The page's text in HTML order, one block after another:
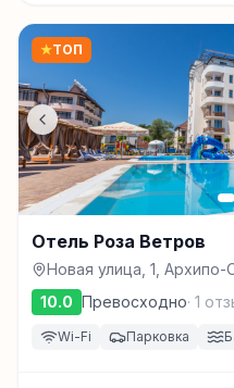
★ТОП
Отель Роза Ветров
Новая улица, 1, Архипо-
10.0 Превосходно· 1
Wi-Fi Парковка